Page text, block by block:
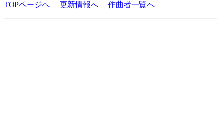
TOPページへ 更新情報へ 作曲者一覧へ